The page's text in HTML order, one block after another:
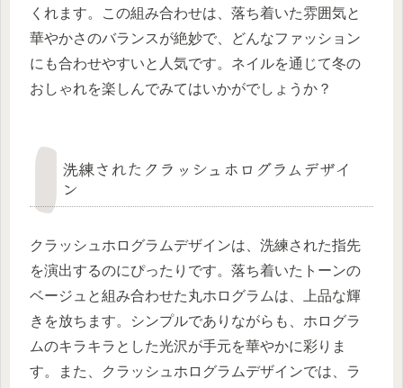
くれます。この組み合わせは、落ち着いた雰囲気と
華やかさのバランスが絶妙で、どんなファッション
にも合わせやすいと人気です。ネイルを通じて冬の
おしゃれを楽しんでみてはいかがでしょうか？
洗練されたクラッシュホログラムデザイ
ン
クラッシュホログラムデザインは、洗練された指先
を演出するのにぴったりです。落ち着いたトーンの
ベージュと組み合わせた丸ホログラムは、上品な輝
きを放ちます。シンプルでありながらも、ホログラ
ムのキラキラとした光沢が手元を華やかに彩りま
す。また、クラッシュホログラムデザインでは、ラ